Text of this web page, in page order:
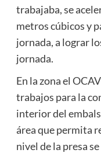
trabajaba, se
metros cúbicos y
jornada, a lograr
jornada.
En la zona el
trabajos para la
interior del
área que permita
nivel de la presa